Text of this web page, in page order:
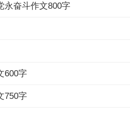
永奋斗作文800字
600字
750字